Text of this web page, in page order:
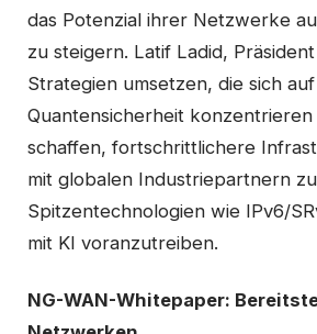
das Potenzial ihrer Netzwerke
zu steigern. Latif Ladid,
Strategien umsetzen, die sich
Quantensicherheit
schaffen, fortschrittlichere
mit globalen Industriepartnern
Spitzentechnologien wie IPv6/
mit KI voranzutreiben.
NG-WAN-Whitepaper: